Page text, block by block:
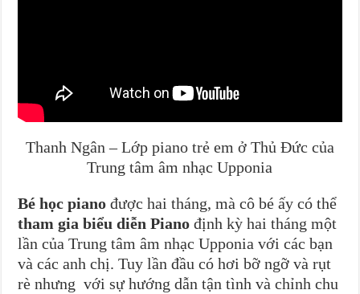
Thanh Ngân – Lớp piano trẻ em ở Thủ Đức của
Trung tâm âm nhạc Upponia
Bé học piano được hai tháng, mà cô bé ấy có thể
tham gia biểu diễn Piano định kỳ hai tháng một
lần của Trung tâm âm nhạc Upponia với các bạn
và các anh chị. Tuy lần đầu có hơi bỡ ngỡ và rụt
rè nhưng với sự hướng dẫn tận tình và chỉnh chu